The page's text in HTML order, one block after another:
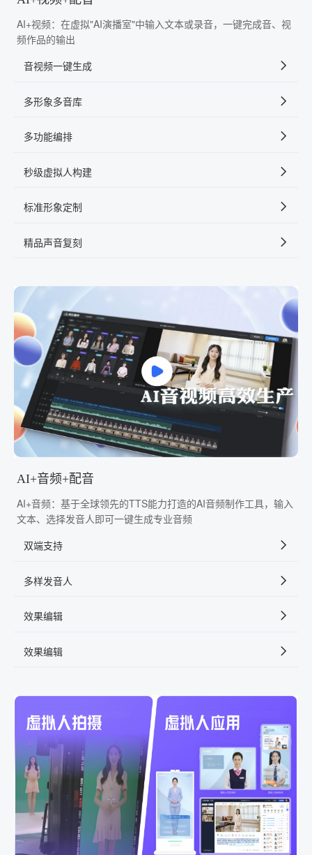
AI+视频：在虚拟"AI演播室"中输入文本或录音，一键完成音、视
频作品的输出
音视频一键生成
多形象多音库
多功能编排
秒级虚拟人构建
标准形象定制
精品声音复刻
AI+音频+配音
AI+音频：基于全球领先的TTS能力打造的AI音频制作工具，输入
文本、选择发音人即可一键生成专业音频
双端支持
多样发音人
效果编辑
效果编辑